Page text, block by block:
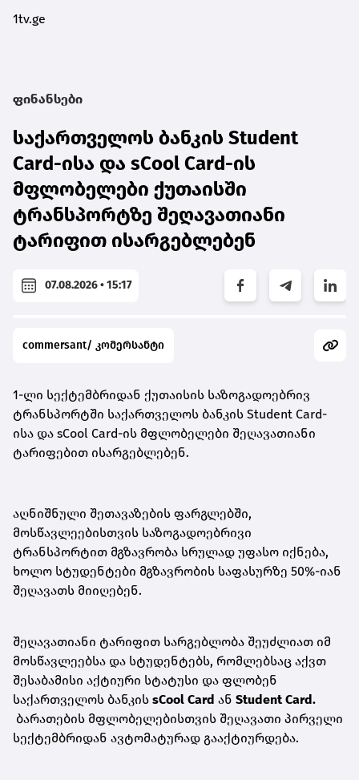
1tv.ge
ფინანსები
საქართველოს ბანკის Student
Card-ისა და sCool Card-ის
მფლობელები ქუთაისში
ტრანსპორტზე შეღავათიანი
ტარიფით ისარგებლებენ
07.08.2026 • 15:17
commersant/ კომერსანტი
1-ლი სექტემბრიდან ქუთაისის საზოგადოებრივ
ტრანსპორტში საქართველოს ბანკის Student Card-
ისა და sCool Card-ის მფლობელები შეღავათიანი
ტარიფებით ისარგებლებენ.
აღნიშნული შეთავაზების ფარგლებში,
მოსწავლეებისთვის საზოგადოებრივი
ტრანსპორტით მგზავრობა სრულად უფასო იქნება,
ხოლო სტუდენტები მგზავრობის საფასურზე 50%-იან
შეღავათს მიიღებენ.
შეღავათიანი ტარიფით სარგებლობა შეუძლიათ იმ
მოსწავლეებსა და სტუდენტებს, რომლებსაც აქვთ
შესაბამისი აქტიური სტატუსი და ფლობენ
საქართველოს ბანკის sCool Card ან Student Card.
ბარათების მფლობელებისთვის შეღავათი პირველი
სექტემბრიდან ავტომატურად გააქტიურდება.